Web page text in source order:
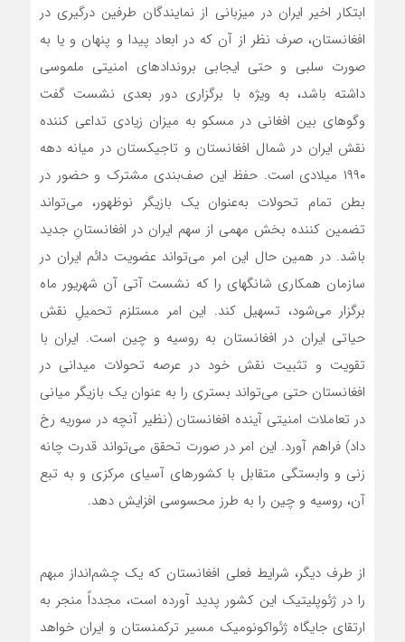
ابتکار اخیر ایران در میزبانی از نمایندگان طرفین درگیری در
افغانستان، صرف نظر از آن که در ابعاد پیدا و پنهان و یا به
صورت سلبی و حتی ایجابی بروندادهای امنیتی ملموسی
داشته باشد، به ویژه با برگزاری دور بعدی نشست گفت
‌وگوهای بین افغانی در مسکو به میزان زیادی تداعی‌ کننده
نقش ایران در شمال افغانستان و تاجیکستان در میانه دهه
۱۹۹۰ میلادی است. حفظ این صف‌بندی مشترک و حضور در
بطن تمام تحولات به‌عنوان یک بازیگر نوظهور، می‌تواند
تضمین‌ کننده بخش مهمی از سهم ایران در افغانستانِ جدید
باشد. در همین حال این امر می‌تواند عضویت دائم ایران در
سازمان همکاری شانگهای را که نشست آتی آن شهریور ماه
برگزار می‌شود، تسهیل کند. این امر مستلزم تحمیلِ نقش
حیاتی ایران در افغانستان به روسیه و چین است. ایران با
تقویت و تثبیت نقش خود در عرصه تحولات میدانی در
افغانستان حتی می‌تواند بستری را به ‌عنوان یک بازیگر میانی
در تعاملات امنیتی آینده افغانستان (نظیر آنچه در سوریه رخ
داد) فراهم آورد. این امر در صورت تحقق می‌تواند قدرت چانه
‌زنی و وابستگی متقابل با کشورهای آسیای مرکزی و به تبع
آن، روسیه و چین را به طرز محسوسی افزایش دهد.
از طرف دیگر، شرایط فعلی افغانستان که یک چشم‌انداز مبهم
را در ژئوپلیتیک این کشور پدید آورده است، مجدداً منجر به
ارتقای جایگاه ژئواکونومیک مسیر ترکمنستان و ایران خواهد